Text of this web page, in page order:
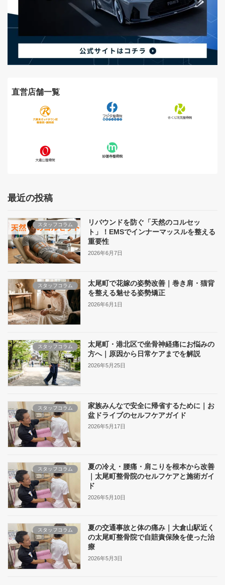
直営店舗一覧
最近の投稿
スタッフコラム
リバウンドを防ぐ「天然のコルセッ
ト」！EMSでインナーマッスルを整える
重要性
2026年6月7日
スタッフコラム
太尾町で花嫁の姿勢改善｜巻き肩・猫背
を整える魅せる姿勢矯正
2026年6月1日
スタッフコラム
太尾町・港北区で坐骨神経痛にお悩みの
方へ｜原因から日常ケアまでを解説
2026年5月25日
スタッフコラム
家族みんなで安全に帰省するために｜お
盆ドライブのセルフケアガイド
2026年5月17日
スタッフコラム
夏の冷え・腰痛・肩こりを根本から改善
｜太尾町整骨院のセルフケアと施術ガイ
ド
2026年5月10日
スタッフコラム
夏の交通事故と体の痛み｜大倉山駅近く
の太尾町整骨院で自賠責保険を使った治
療
2026年5月3日